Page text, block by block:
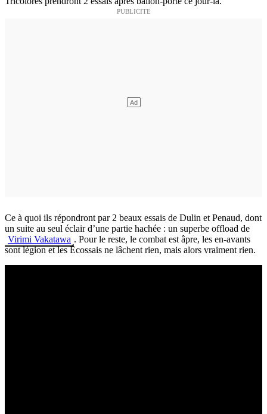
Ce à quoi ils répondront par 2 beaux essais de Dulin et Penaud, dont
un suite au seul éclair d’une partie hachée : un superbe offload de
Virimi Vakatawa . Pour le reste, le combat est âpre, les en-avants
sont légion et les Écossais ne lâchent rien, mais alors vraiment rien.